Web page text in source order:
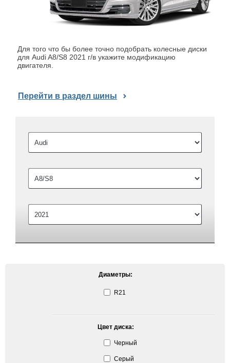
Для того что бы более точно подобрать колесные диски
для Audi A8/S8 2021 г/в укажите модификацию
двигателя.
Перейти в раздел шины
Диаметры:
R21
Цвет диска:
Черный
Серый